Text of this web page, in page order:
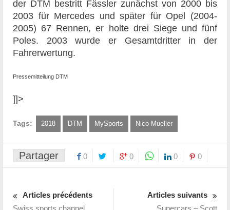
der DTM bestritt Fässler zunächst von 2000 bis
2003 für Mercedes und später für Opel (2004-
2005) 67 Rennen, er holte drei Siege und fünf
Poles. 2003 wurde er Gesamtdritter in der
Fahrerwertung.
Pressemitteilung DTM
]]>
Tags: 2018 DTM MySports Nico Mueller
Partager 0 0 0 0
Articles précédents
Articles suivants